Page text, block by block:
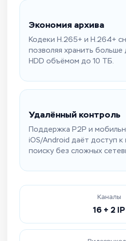
Экономия архива
Кодеки H.265+ и H.264+
позволяя хранить
HDD объёмом до 10 ТБ.
Удалённый контроль
Поддержка P2P и
iOS/Android даёт доступ
поиску без сложных
Каналы
16 + 2 IP